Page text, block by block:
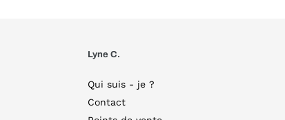
Lyne C.
Qui suis - je ?
Contact